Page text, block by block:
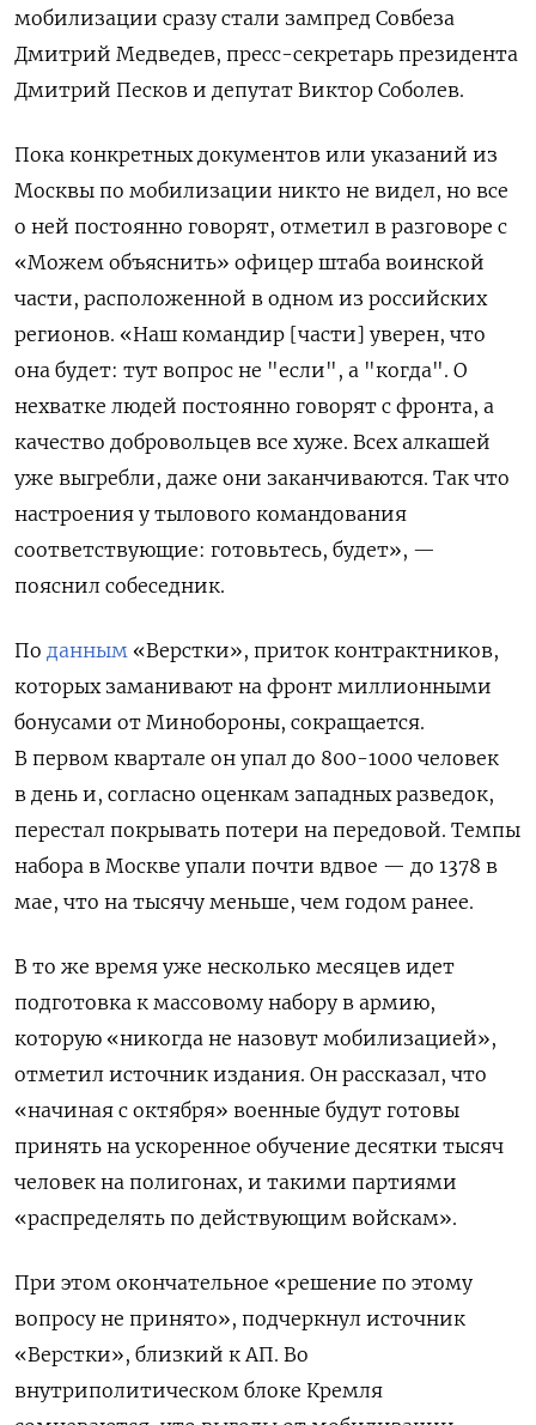
мобилизации сразу стали зампред Совбеза
Дмитрий Медведев, пресс-секретарь президента
Дмитрий Песков и депутат Виктор Соболев.
Пока конкретных документов или указаний из
Москвы по мобилизации никто не видел, но все
о ней постоянно говорят, отметил в разговоре с
«Можем объяснить» офицер штаба воинской
части, расположенной в одном из российских
регионов. «Наш командир [части] уверен, что
она будет: тут вопрос не "если", а "когда". О
нехватке людей постоянно говорят с фронта, а
качество добровольцев все хуже. Всех алкашей
уже выгребли, даже они заканчиваются. Так что
настроения у тылового командования
соответствующие: готовьтесь, будет», —
пояснил собеседник.
По данным «Верстки», приток контрактников,
которых заманивают на фронт миллионными
бонусами от Минобороны, сокращается.
В первом квартале он упал до 800-1000 человек
в день и, согласно оценкам западных разведок,
перестал покрывать потери на передовой. Темпы
набора в Москве упали почти вдвое — до 1378 в
мае, что на тысячу меньше, чем годом ранее.
В то же время уже несколько месяцев идет
подготовка к массовому набору в армию,
которую «никогда не назовут мобилизацией»,
отметил источник издания. Он рассказал, что
«начиная с октября» военные будут готовы
принять на ускоренное обучение десятки тысяч
человек на полигонах, и такими партиями
«распределять по действующим войскам».
При этом окончательное «решение по этому
вопросу не принято», подчеркнул источник
«Верстки», близкий к АП. Во
внутриполитическом блоке Кремля